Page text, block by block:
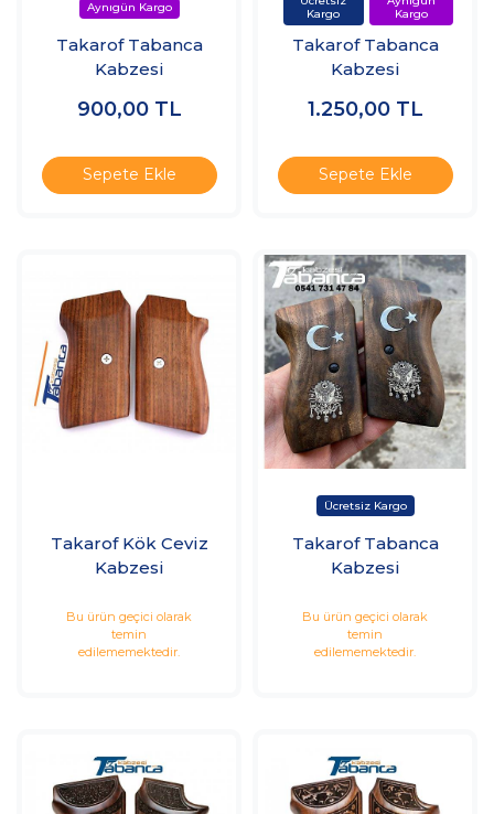
Takarof Tabanca
Kabzesi
900,00 TL
Sepete Ekle
Takarof Tabanca
Kabzesi
1.250,00 TL
Sepete Ekle
Takarof Kök Ceviz
Kabzesi
Bu ürün geçici olarak
temin
edilememektedir.
Takarof Tabanca
Kabzesi
Bu ürün geçici olarak
temin
edilememektedir.